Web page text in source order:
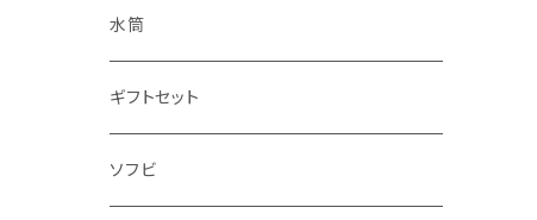
水筒
ギフトセット
ソフビ